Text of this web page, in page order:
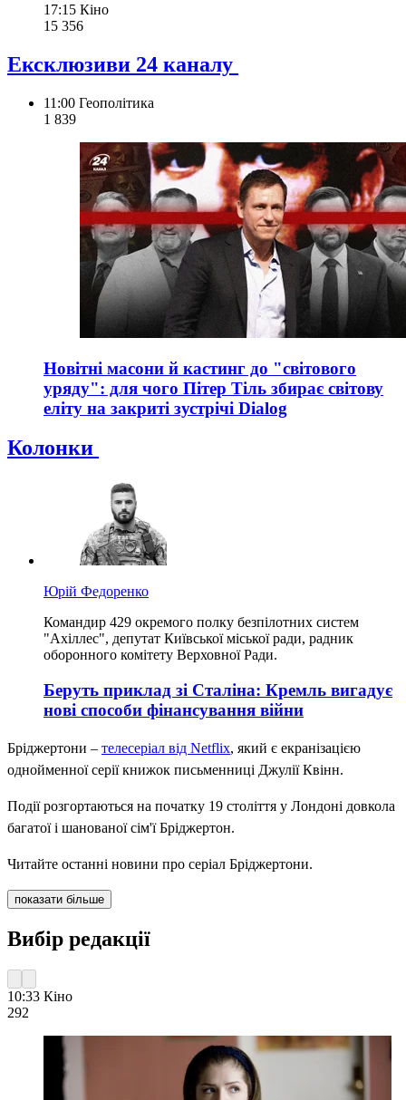
17:15 Кіно
15 356
Ексклюзиви 24 каналу
11:00 Геополітика
1 839
Новітні масони й кастинг до "світового
уряду": для чого Пітер Тіль збирає світову
еліту на закриті зустрічі Dialog
Колонки
Юрій Федоренко
Командир 429 окремого полку безпілотних систем
"Ахіллес", депутат Київської міської ради, радник
оборонного комітету Верховної Ради.
Беруть приклад зі Сталіна: Кремль вигадує
нові способи фінансування війни
Бріджертони – телесеріал від Netflix, який є екранізацією
однойменної серії книжок письменниці Джулії Квінн.
Події розгортаються на початку 19 століття у Лондоні довкола
багатої і шанованої сім'ї Бріджертон.
Читайте останні новини про серіал Бріджертони.
показати більше
Вибір редакції
10:33 Кіно
292